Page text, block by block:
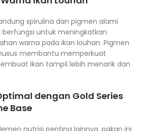
spirulina dan pigmen alami
untuk meningkatkan
warna pada ikan louhan. Pigmen
membantu memperkuat
ikan tampil lebih menarik dan
dengan Gold Series
Base